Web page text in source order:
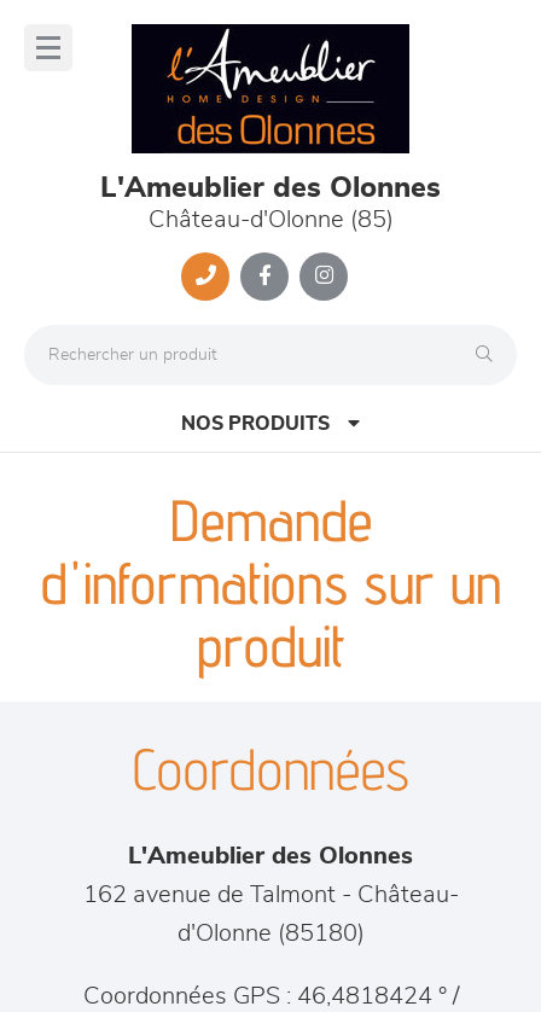
L'Ameublier des Olonnes
Château-d'Olonne (85)
NOS PRODUITS
canapés et fauteuils
séjours
meubles de complément
chambres et dressing
décoration
Demande
d'informations sur un
produit
Coordonnées
L'Ameublier des Olonnes
162 avenue de Talmont - Château-
d'Olonne (85180)
Coordonnées GPS : 46,4818424 ° /